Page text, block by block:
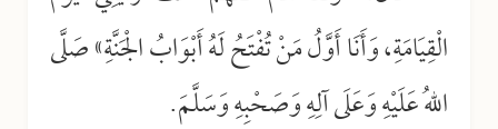
الْقِيَامَةِ، وَأَنَا أَوَّلُ مَنْ تُفْتَحُ لَهُ أَبْوَابُ الْجَنَّةِ» صَلَّى
اللهُ عَلَيْهِ وَعَلَى آلِهِ وَصَحْبِهِ وَسَلَّمَ.